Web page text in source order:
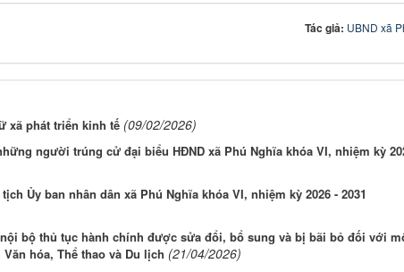
Tác giả: UBND xã
xã phát triển kinh tế (09/02/2026)
người trúng cử đại biểu HĐND xã Phú Nghĩa khóa VI, nhiệm kỳ
Ủy ban nhân dân xã Phú Nghĩa khóa VI, nhiệm kỳ 2026 - 2031
bộ thủ tục hành chính được sửa đổi, bổ sung và bị bãi bỏ đối với
hóa, Thể thao và Du lịch (21/04/2026)